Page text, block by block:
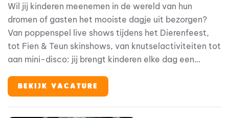
Wil jij kinderen meenemen in de wereld van hun
dromen of gasten het mooiste dagje uit bezorgen?
Van poppenspel live shows tijdens het Dierenfeest,
tot Fien & Teun skinshows, van knutselactiviteiten tot
aan mini-disco: jij brengt kinderen elke dag een
creativiteit? En zoek je een plek waar je zowel kan
spelen, zingen als entertainment geven?
BEKIJK VACATURE